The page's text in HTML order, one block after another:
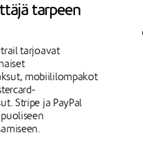
tarpeen
tarjoavat
mobiililompakot
Stripe ja PayPal